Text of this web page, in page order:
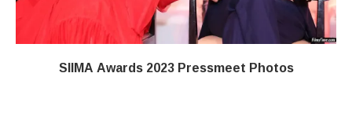
SIIMA Awards 2023 Pressmeet Photos